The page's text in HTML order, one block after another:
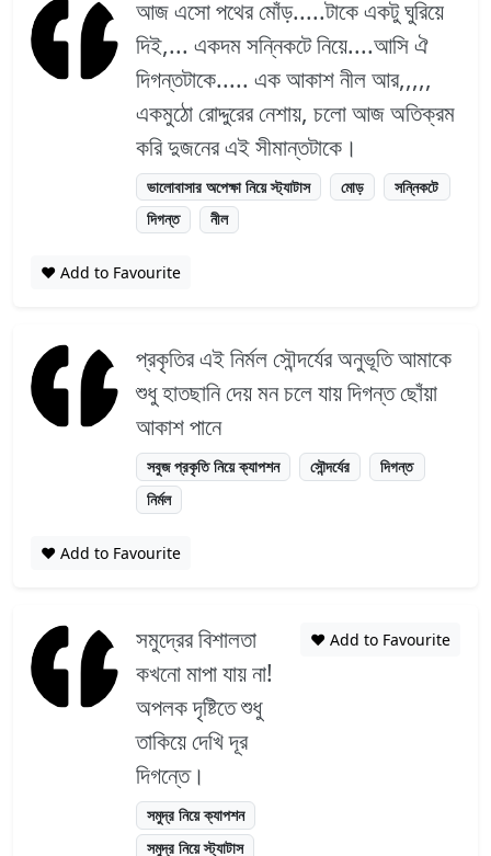
আজ এসো পথের মোঁড়.....টাকে একটু ঘুরিয়ে
দিই,... একদম সন্নিকটে নিয়ে....আসি ঐ
দিগন্তটাকে..... এক আকাশ নীল আর,,,,,
একমুঠো রোদ্দুরের নেশায়, চলো আজ অতিক্রম
করি দুজনের এই সীমান্তটাকে।
ভালোবাসার অপেক্ষা নিয়ে স্ট্যাটাস মোড়
সন্নিকটে
দিগন্ত
নীল
❤️ Add to Favourite
প্রকৃতির এই নির্মল সৌন্দর্যের অনুভূতি আমাকে
শুধু হাতছানি দেয় মন চলে যায় দিগন্ত ছোঁয়া
আকাশ পানে
সবুজ প্রকৃতি নিয়ে ক্যাপশন সৌন্দর্যের
দিগন্ত
নির্মল
❤️ Add to Favourite
সমুদ্রের বিশালতা
কখনো মাপা যায় না!
অপলক দৃষ্টিতে শুধু
তাকিয়ে দেখি দূর
দিগন্তে।
সমুদ্র নিয়ে ক্যাপশন
সমুদ্র নিয়ে স্ট্যাটাস
❤️ Add to Favourite